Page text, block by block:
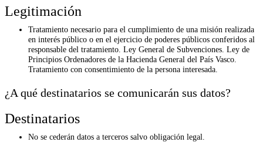
Legitimación
Tratamiento necesario para el cumplimiento de una misión realizada
en interés público o en el ejercicio de poderes públicos conferidos al
responsable del tratamiento. Ley General de Subvenciones. Ley de
Principios Ordenadores de la Hacienda General del País Vasco.
Tratamiento con consentimiento de la persona interesada.
¿A qué destinatarios se comunicarán sus datos?
Destinatarios
No se cederán datos a terceros salvo obligación legal.